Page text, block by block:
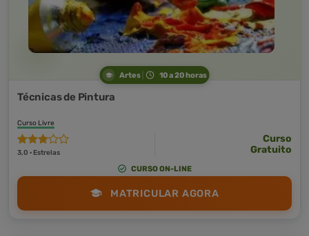
Artes 10 a 20 horas
Técnicas de Pintura
Curso Livre
3,0 · Estrelas
Curso
Gratuito
CURSO ON-LINE
MATRICULAR AGORA